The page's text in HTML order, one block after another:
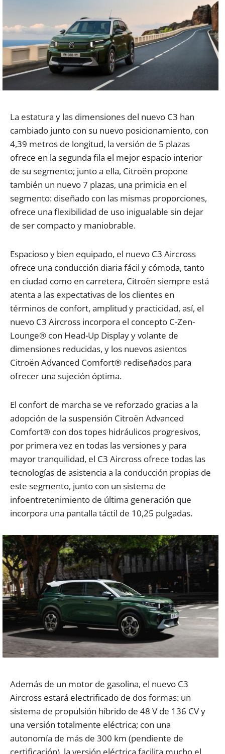
La estatura y las dimensiones del nuevo C3 han
cambiado junto con su nuevo posicionamiento, con
4,39 metros de longitud, la versión de 5 plazas
ofrece en la segunda fila el mejor espacio interior
de su segmento; junto a ella, Citroën propone
también un nuevo 7 plazas, una primicia en el
segmento: diseñado con las mismas proporciones,
ofrece una flexibilidad de uso inigualable sin dejar
de ser compacto y maniobrable.
Espacioso y bien equipado, el nuevo C3 Aircross
ofrece una conducción diaria fácil y cómoda, tanto
en ciudad como en carretera, Citroën siempre está
atenta a las expectativas de los clientes en
términos de confort, amplitud y practicidad, así, el
nuevo C3 Aircross incorpora el concepto C-Zen-
Lounge® con Head-Up Display y volante de
dimensiones reducidas, y los nuevos asientos
Citroën Advanced Comfort® rediseñados para
ofrecer una sujeción óptima.
El confort de marcha se ve reforzado gracias a la
adopción de la suspensión Citroën Advanced
Comfort® con dos topes hidráulicos progresivos,
por primera vez en todas las versiones y para
mayor tranquilidad, el C3 Aircross ofrece todas las
tecnologías de asistencia a la conducción propias de
este segmento, junto con un sistema de
infoentretenimiento de última generación que
incorpora una pantalla táctil de 10,25 pulgadas.
Además de un motor de gasolina, el nuevo C3
Aircross estará electrificado de dos formas: un
sistema de propulsión híbrido de 48 V de 136 CV y ​​
una versión totalmente eléctrica; con una
autonomía de más de 300 km (pendiente de
certificación), la versión eléctrica facilita mucho el